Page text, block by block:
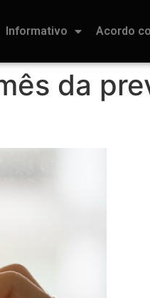
Informativo Acordo
da